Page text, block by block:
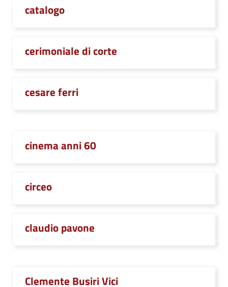
catalogo
cerimoniale di corte
cesare ferri
cinema anni 60
circeo
claudio pavone
Clemente Busiri Vici